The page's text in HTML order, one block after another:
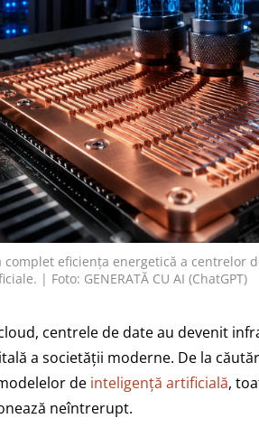
eficiența energetică a centrelor
| Foto: GENERATĂ CU AI (ChatGPT)
centrele de date au devenit
a societății moderne. De la
de inteligență artificială,
neîntrerupt.